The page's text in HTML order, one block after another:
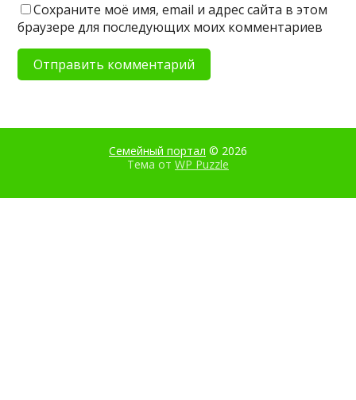
Сохраните моё имя, email и адрес сайта в этом
браузере для последующих моих комментариев
Семейный портал © 2026
Тема от WP Puzzle